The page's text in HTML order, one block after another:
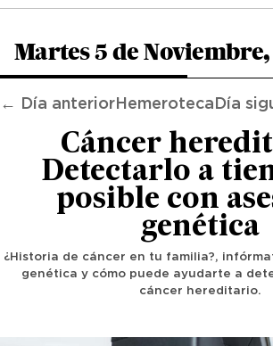
Martes 5 de
← Día anterior Hemeroteca Día
Cáncer
Detectarlo a
posible con
genética
¿Historia de cáncer en tu familia?,
genética y cómo puede ayudarte a
cáncer hereditario.